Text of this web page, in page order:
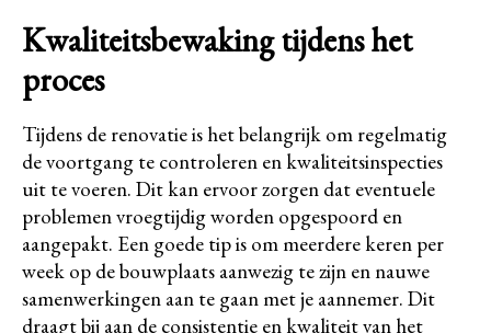
Kwaliteitsbewaking tijdens het
proces
Tijdens de renovatie is het belangrijk om regelmatig
de voortgang te controleren en kwaliteitsinspecties
uit te voeren. Dit kan ervoor zorgen dat eventuele
problemen vroegtijdig worden opgespoord en
aangepakt. Een goede tip is om meerdere keren per
week op de bouwplaats aanwezig te zijn en nauwe
samenwerkingen aan te gaan met je aannemer. Dit
draagt bij aan de consistentie en kwaliteit van het